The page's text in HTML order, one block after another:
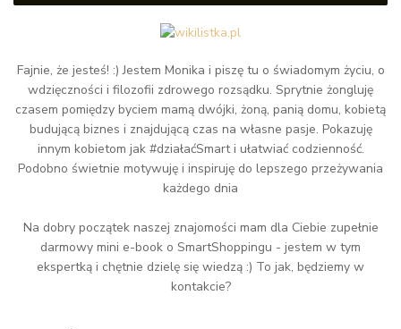
Fajnie, że jesteś! :) Jestem Monika i piszę tu o świadomym życiu, o
wdzięczności i filozofii zdrowego rozsądku. Sprytnie żongluję
czasem pomiędzy byciem mamą dwójki, żoną, panią domu, kobietą
budującą biznes i znajdującą czas na własne pasje. Pokazuję
innym kobietom jak #działaćSmart i ułatwiać codzienność.
Podobno świetnie motywuję i inspiruję do lepszego przeżywania
każdego dnia
Na dobry początek naszej znajomości mam dla Ciebie zupełnie
darmowy mini e-book o SmartShoppingu - jestem w tym
ekspertką i chętnie dzielę się wiedzą :) To jak, będziemy w
kontakcie?